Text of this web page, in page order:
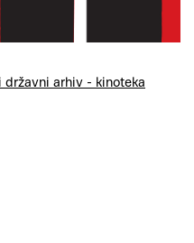
državni arhiv - kinoteka